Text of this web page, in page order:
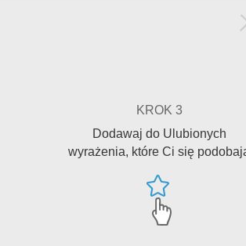
KROK 3
Dodawaj do Ulubionych
wyrażenia, które Ci się